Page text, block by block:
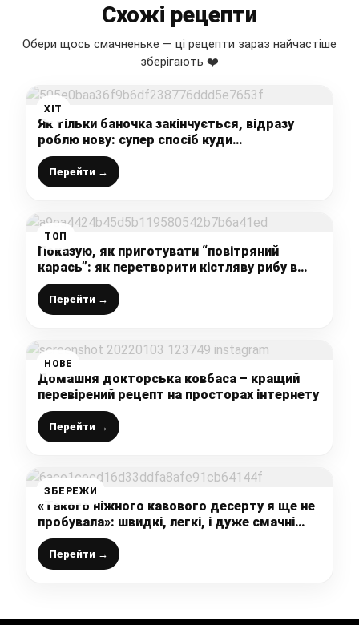
Схожі рецепти
Обери щось смачненьке — ці рецепти зараз найчастіше
зберігають ❤️
ХІТ
Як тільки баночка закінчується, відразу
роблю нову: супер спосіб куди
“прилаштувати” часник (додаю в борщ, в
картоплю і на бутерброд)
Перейти →
ТОП
Показую, як приготувати “повітряний
карась”: як перетворити кістляву рибу в
котлети з текстурою «пташиного молока»
Перейти →
НОВЕ
Домашня докторська ковбаса – кращий
перевірений рецепт на просторах інтернету
Перейти →
ЗБЕРЕЖИ
«Такого ніжного кавового десерту я ще не
пробувала»: швидкі, легкі, і дуже смачні
ласощі до чаю (обов’язково готую на
Новорічний стіл)
Перейти →